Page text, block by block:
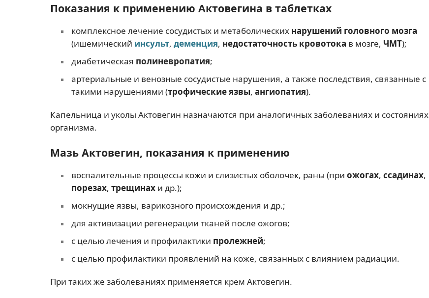
Показания к применению Актовегина в таблетках
комплексное лечение сосудистых и метаболических нарушений головного мозга
(ишемический инсульт, деменция, недостаточность кровотока в мозге, ЧМТ);
диабетическая полиневропатия;
артериальные и венозные сосудистые нарушения, а также последствия, связанные с
такими нарушениями (трофические язвы, ангиопатия).
Капельница и уколы Актовегин назначаются при аналогичных заболеваниях и состояниях
организма.
Мазь Актовегин, показания к применению
воспалительные процессы кожи и слизистых оболочек, раны (при ожогах, ссадинах,
порезах, трещинахи др.);
мокнущие язвы, варикозного происхождения и др.;
для активизации регенерации тканей после ожогов;
с целью лечения и профилактики пролежней;
с целью профилактики проявлений на коже, связанных с влиянием радиации.
При таких же заболеваниях применяется крем Актовегин.